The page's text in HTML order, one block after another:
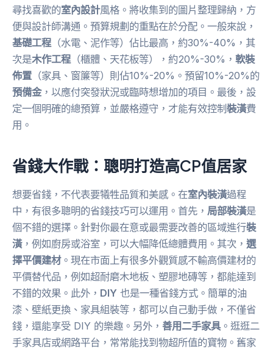
尋找喜歡的室內設計風格。將收集到的圖片整理歸納，方
便與設計師溝通。預算規劃的重點在於分配。一般來說，
基礎工程 （水電、泥作等）佔比最高，約30%-40%，其
次是木作工程 （櫃體、天花板等），約20%-30%， 軟裝
佈置 （家具、窗簾等）則佔10%-20%。預留10%-20%的
預備金，以應付突發狀況或臨時想增加的項目。最後，設
定一個明確的總預算，並嚴格遵守，才能有效控制裝潢費
用。
省錢大作戰：聰明打造高CP值居家
想要省錢，不代表要犧牲品質和美感。在室內裝潢過程
中，有很多聰明的省錢技巧可以運用。首先， 局部裝潢是
個不錯的選擇。針對你最在意或最需要改善的區域進行裝
潢，例如廚房或浴室，可以大幅降低總體費用。其次， 選
擇平價建材。現在市面上有很多外觀質感不輸高價建材的
平價替代品，例如超耐磨木地板、塑膠地磚等，都能達到
不錯的效果。此外， DIY 也是一種省錢方式。簡單的油
漆、壁紙更換、家具組裝等，都可以自己動手做，不僅省
錢，還能享受 DIY 的樂趣。另外， 善用二手家具。逛逛二
手家具店或網路平台，常常能找到物超所值的寶物。舊家